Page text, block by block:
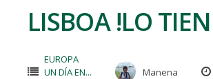
LISBOA !LO
EUROPA
UN DÍA EN...
Manena